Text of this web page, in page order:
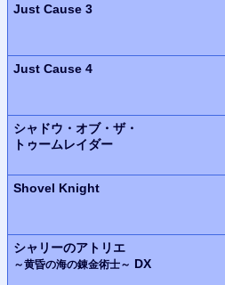
Just Cause 3
Just Cause 4
シャドウ・オブ・ザ・
トゥームレイダー
Shovel Knight
シャリーのアトリエ
～黄昏の海の錬金術士～ DX